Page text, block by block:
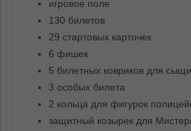
игровое поле
130 билетов
29 стартовых карточек
6 фишек
5 билетных ковриков для
3 особых билета
2 кольца для фигурок
защитный козырек для